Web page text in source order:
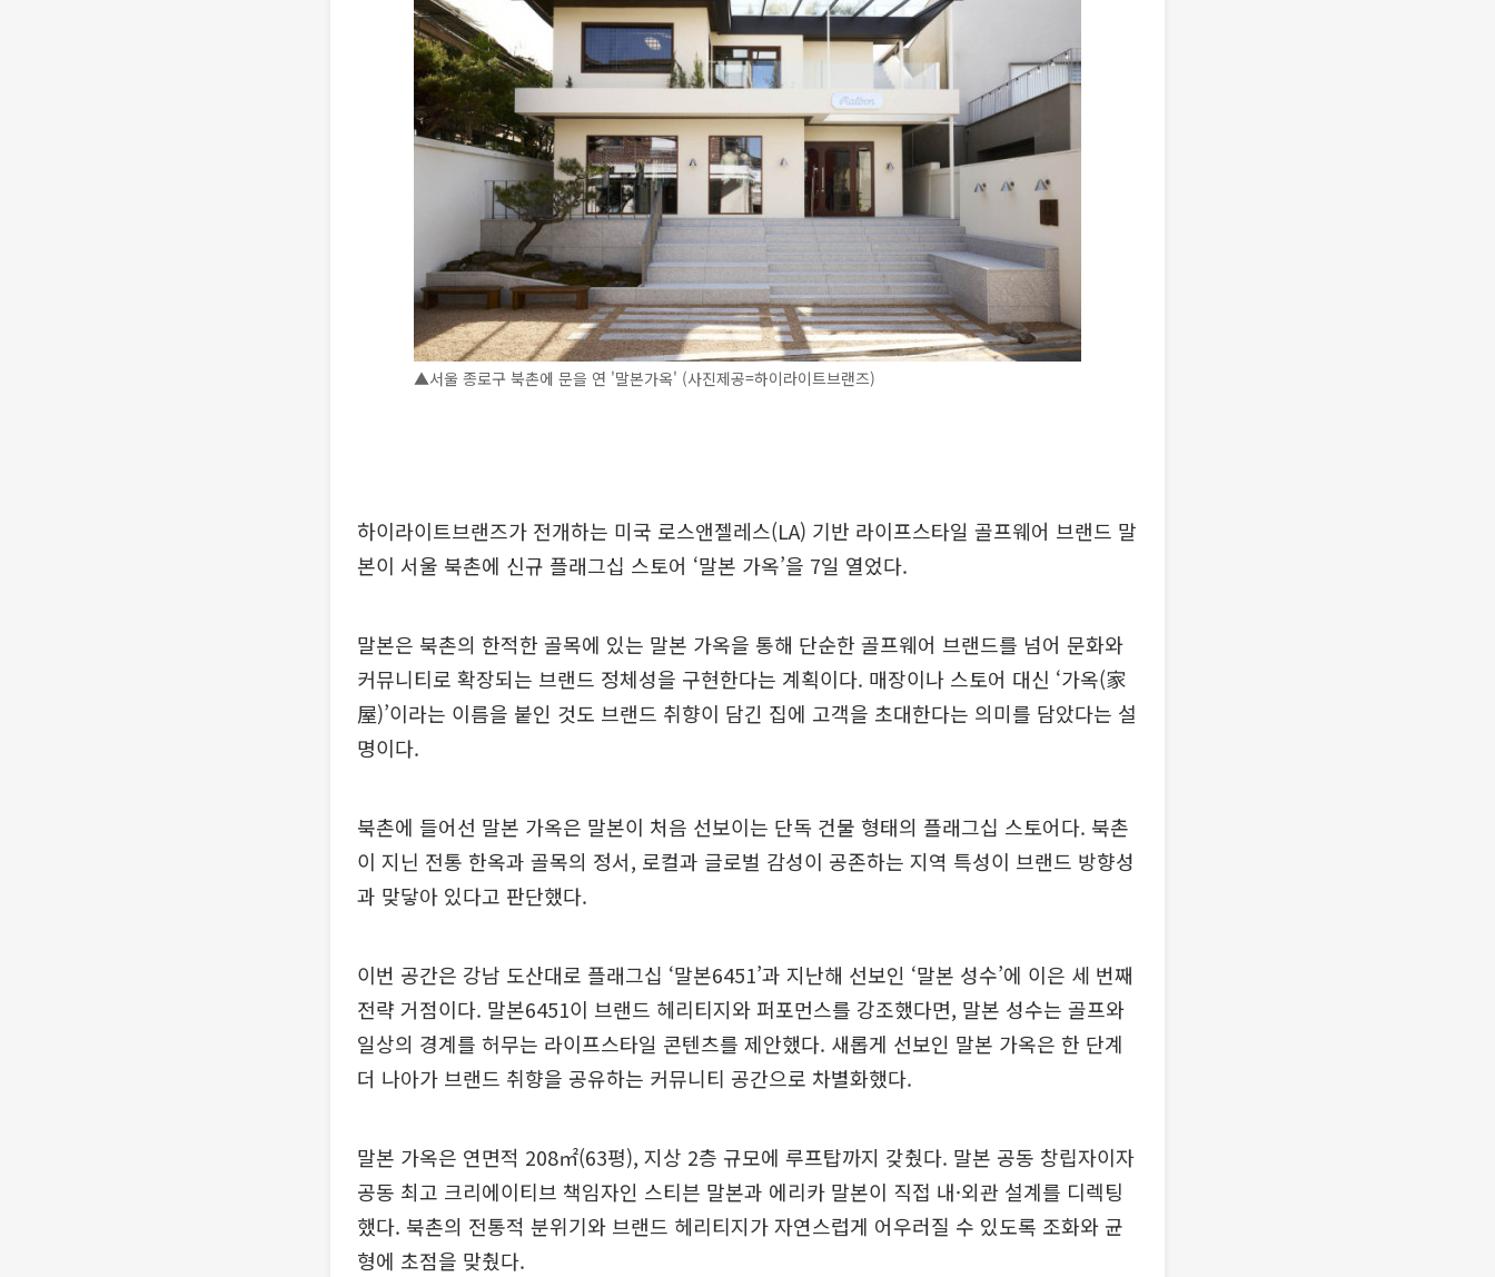
▲서울 종로구 북촌에 문을 연 '말본가옥' (사진제공=하이라이트브랜즈)
하이라이트브랜즈가 전개하는 미국 로스앤젤레스(LA) 기반 라이프스타일 골프웨어 브랜드 말
본이 서울 북촌에 신규 플래그십 스토어 ‘말본 가옥’을 7일 열었다.
말본은 북촌의 한적한 골목에 있는 말본 가옥을 통해 단순한 골프웨어 브랜드를 넘어 문화와
커뮤니티로 확장되는 브랜드 정체성을 구현한다는 계획이다. 매장이나 스토어 대신 ‘가옥(家
屋)’이라는 이름을 붙인 것도 브랜드 취향이 담긴 집에 고객을 초대한다는 의미를 담았다는 설
명이다.
북촌에 들어선 말본 가옥은 말본이 처음 선보이는 단독 건물 형태의 플래그십 스토어다. 북촌
이 지닌 전통 한옥과 골목의 정서, 로컬과 글로벌 감성이 공존하는 지역 특성이 브랜드 방향성
과 맞닿아 있다고 판단했다.
이번 공간은 강남 도산대로 플래그십 ‘말본6451’과 지난해 선보인 ‘말본 성수’에 이은 세 번째
전략 거점이다. 말본6451이 브랜드 헤리티지와 퍼포먼스를 강조했다면, 말본 성수는 골프와
일상의 경계를 허무는 라이프스타일 콘텐츠를 제안했다. 새롭게 선보인 말본 가옥은 한 단계
더 나아가 브랜드 취향을 공유하는 커뮤니티 공간으로 차별화했다.
말본 가옥은 연면적 208㎡(63평), 지상 2층 규모에 루프탑까지 갖췄다. 말본 공동 창립자이자
공동 최고 크리에이티브 책임자인 스티븐 말본과 에리카 말본이 직접 내·외관 설계를 디렉팅
했다. 북촌의 전통적 분위기와 브랜드 헤리티지가 자연스럽게 어우러질 수 있도록 조화와 균
형에 초점을 맞췄다.